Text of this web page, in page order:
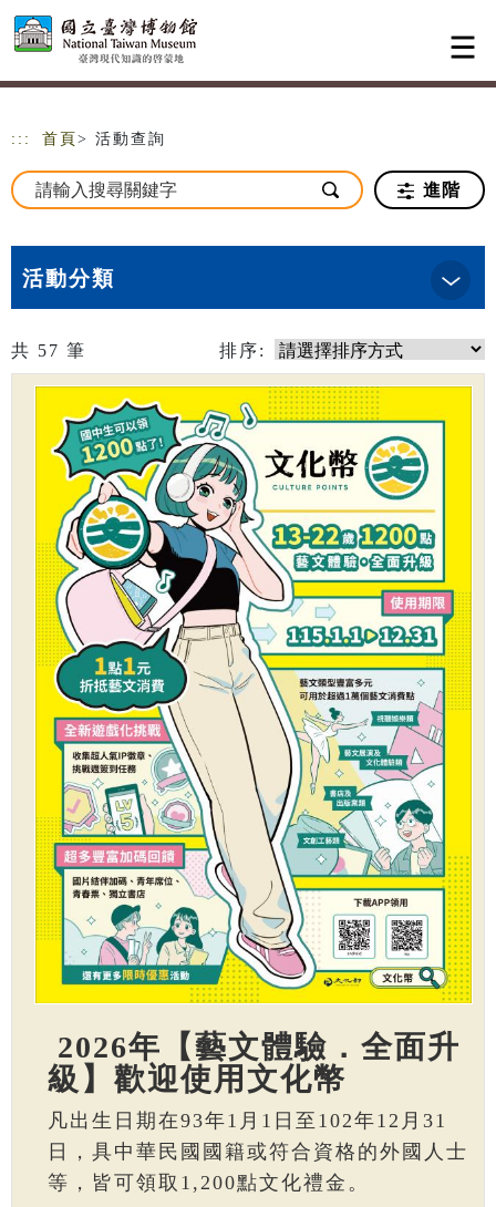
跳到主要內容
網站導覽
::: 首頁 > 活動查詢
進階
活動分類
共 57 筆 排序:
2026年【藝文體驗．全面升
級】歡迎使用文化幣
凡出生日期在93年1月1日至102年12月31
日，具中華民國國籍或符合資格的外國人士
等，皆可領取1,200點文化禮金。